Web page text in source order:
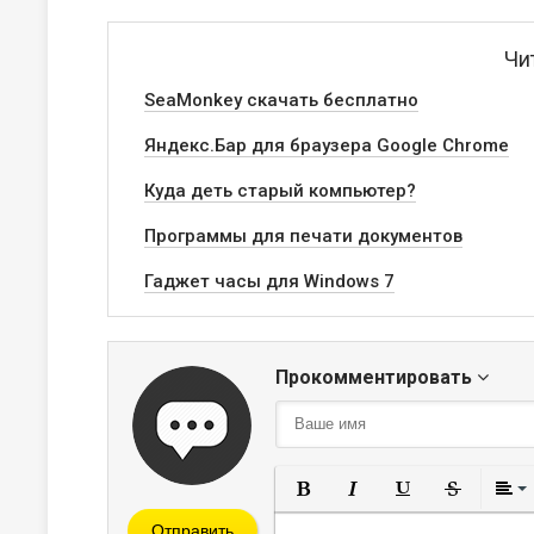
SeaMonkey скачать бесплатно
Яндекс.Бар для браузера Google Chrome
Куда деть старый компьютер?
Программы для печати документов
Гаджет часы для Windows 7
Прокомментировать
Полужирный
Курсив